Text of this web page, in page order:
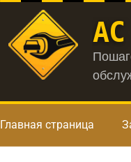
Главная страница